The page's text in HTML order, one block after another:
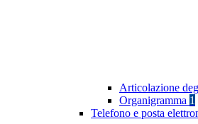
Articolazione
Organigramma 1
Telefono e posta